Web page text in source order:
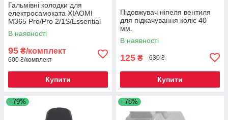
Гальмівні колодки для
електросамоката XIAOMI
M365 Pro/Pro 2/1S/Essential
В наявності
95 ₴/комплект
600 ₴/комплект
Купити
Підовжувач ніпеля вентиля
для підкачування коліс 40
мм.
В наявності
125 ₴ 630 ₴
Купити
–79% –78%